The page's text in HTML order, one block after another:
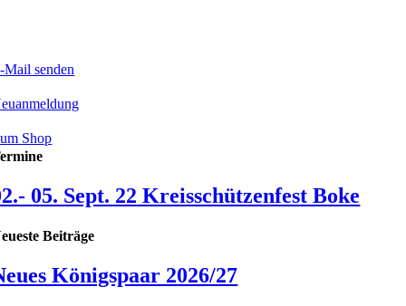
Mail senden
Shop
05. Sept. 22 Kreisschützenfest Boke
Beiträge
Königspaar 2026/27